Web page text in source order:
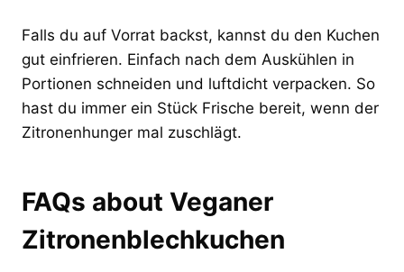
Falls du auf Vorrat backst, kannst du den Kuchen
gut einfrieren. Einfach nach dem Auskühlen in
Portionen schneiden und luftdicht verpacken. So
hast du immer ein Stück Frische bereit, wenn der
Zitronenhunger mal zuschlägt.
FAQs about Veganer
Zitronenblechkuchen